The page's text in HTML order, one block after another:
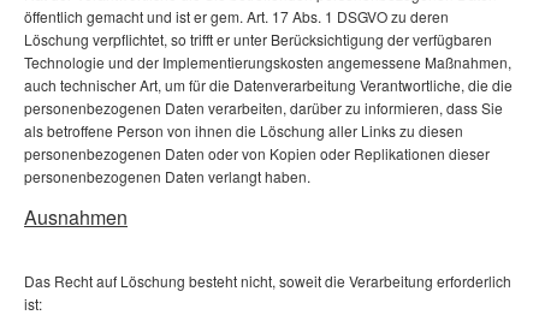
öffentlich gemacht und ist er gem. Art. 17 Abs. 1 DSGVO zu deren
Löschung verpflichtet, so trifft er unter Berücksichtigung der verfügbaren
Technologie und der Implementierungskosten angemessene Maßnahmen,
auch technischer Art, um für die Datenverarbeitung Verantwortliche, die die
personenbezogenen Daten verarbeiten, darüber zu informieren, dass Sie
als betroffene Person von ihnen die Löschung aller Links zu diesen
personenbezogenen Daten oder von Kopien oder Replikationen dieser
personenbezogenen Daten verlangt haben.
Ausnahmen
Das Recht auf Löschung besteht nicht, soweit die Verarbeitung erforderlich
ist: